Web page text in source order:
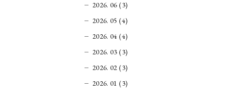
2026. 06 (3)
2026. 05 (4)
2026. 04 (4)
2026. 03 (3)
2026. 02 (3)
2026. 01 (3)